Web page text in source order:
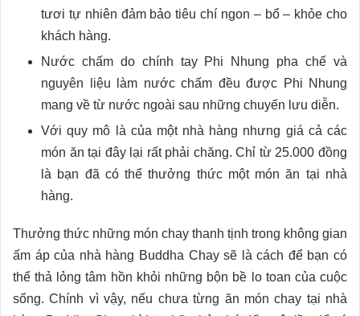
tươi tự nhiên đảm bảo tiêu chí ngon – bổ – khỏe cho
khách hàng.
Nước chấm do chính tay Phi Nhung pha chế và
nguyên liệu làm nước chấm đều được Phi Nhung
mang về từ nước ngoài sau những chuyến lưu diễn.
Với quy mô là của một nhà hàng nhưng giá cả các
món ăn tại đây lại rất phải chăng. Chỉ từ 25.000 đồng
là bạn đã có thể thưởng thức một món ăn tại nhà
hàng.
Thưởng thức những món chay thanh tịnh trong không gian
ấm áp của nhà hàng Buddha Chay sẽ là cách để bạn có
thể thả lỏng tâm hồn khỏi những bộn bề lo toan của cuộc
sống. Chính vì vậy, nếu chưa từng ăn món chay tại nhà